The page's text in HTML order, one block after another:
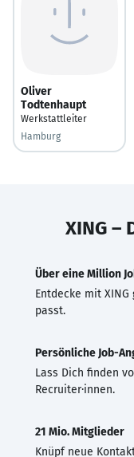
Oliver
Todtenhaupt
Werkstattleiter
Hamburg
XING –
Über eine Million
Entdecke mit
passt.
Persönliche Job-
Lass Dich finden
Recruiter·innen.
21 Mio. Mitglieder
Knüpf neue